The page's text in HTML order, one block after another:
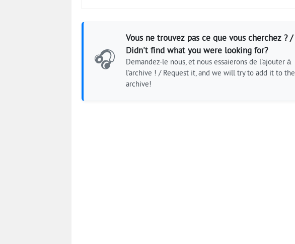
🎧
Vous ne trouvez pas ce que vous cherchez ? /
Didn't find what you were looking for?
Demandez-le nous, et nous essaierons de l'ajouter à
l'archive ! / Request it, and we will try to add it to the
archive!